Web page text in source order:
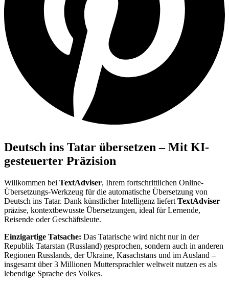
Deutsch ins Tatar übersetzen – Mit KI-
gesteuerter Präzision
Willkommen bei TextAdviser, Ihrem fortschrittlichen Online-
Übersetzungs-Werkzeug für die automatische Übersetzung von
Deutsch ins Tatar. Dank künstlicher Intelligenz liefert TextAdviser
präzise, kontextbewusste Übersetzungen, ideal für Lernende,
Reisende oder Geschäftsleute.
Einzigartige Tatsache: Das Tatarische wird nicht nur in der
Republik Tatarstan (Russland) gesprochen, sondern auch in anderen
Regionen Russlands, der Ukraine, Kasachstans und im Ausland –
insgesamt über 3 Millionen Muttersprachler weltweit nutzen es als
lebendige Sprache des Volkes.